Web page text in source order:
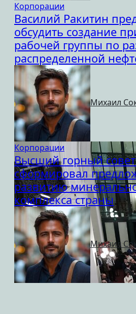
Корпорации
Василий Ракитин
обсудить создание
рабочей группы по
распределенной
Михаил
Корпорации
Высший горный
сформировал
развитию
комплекса страны
Михаил